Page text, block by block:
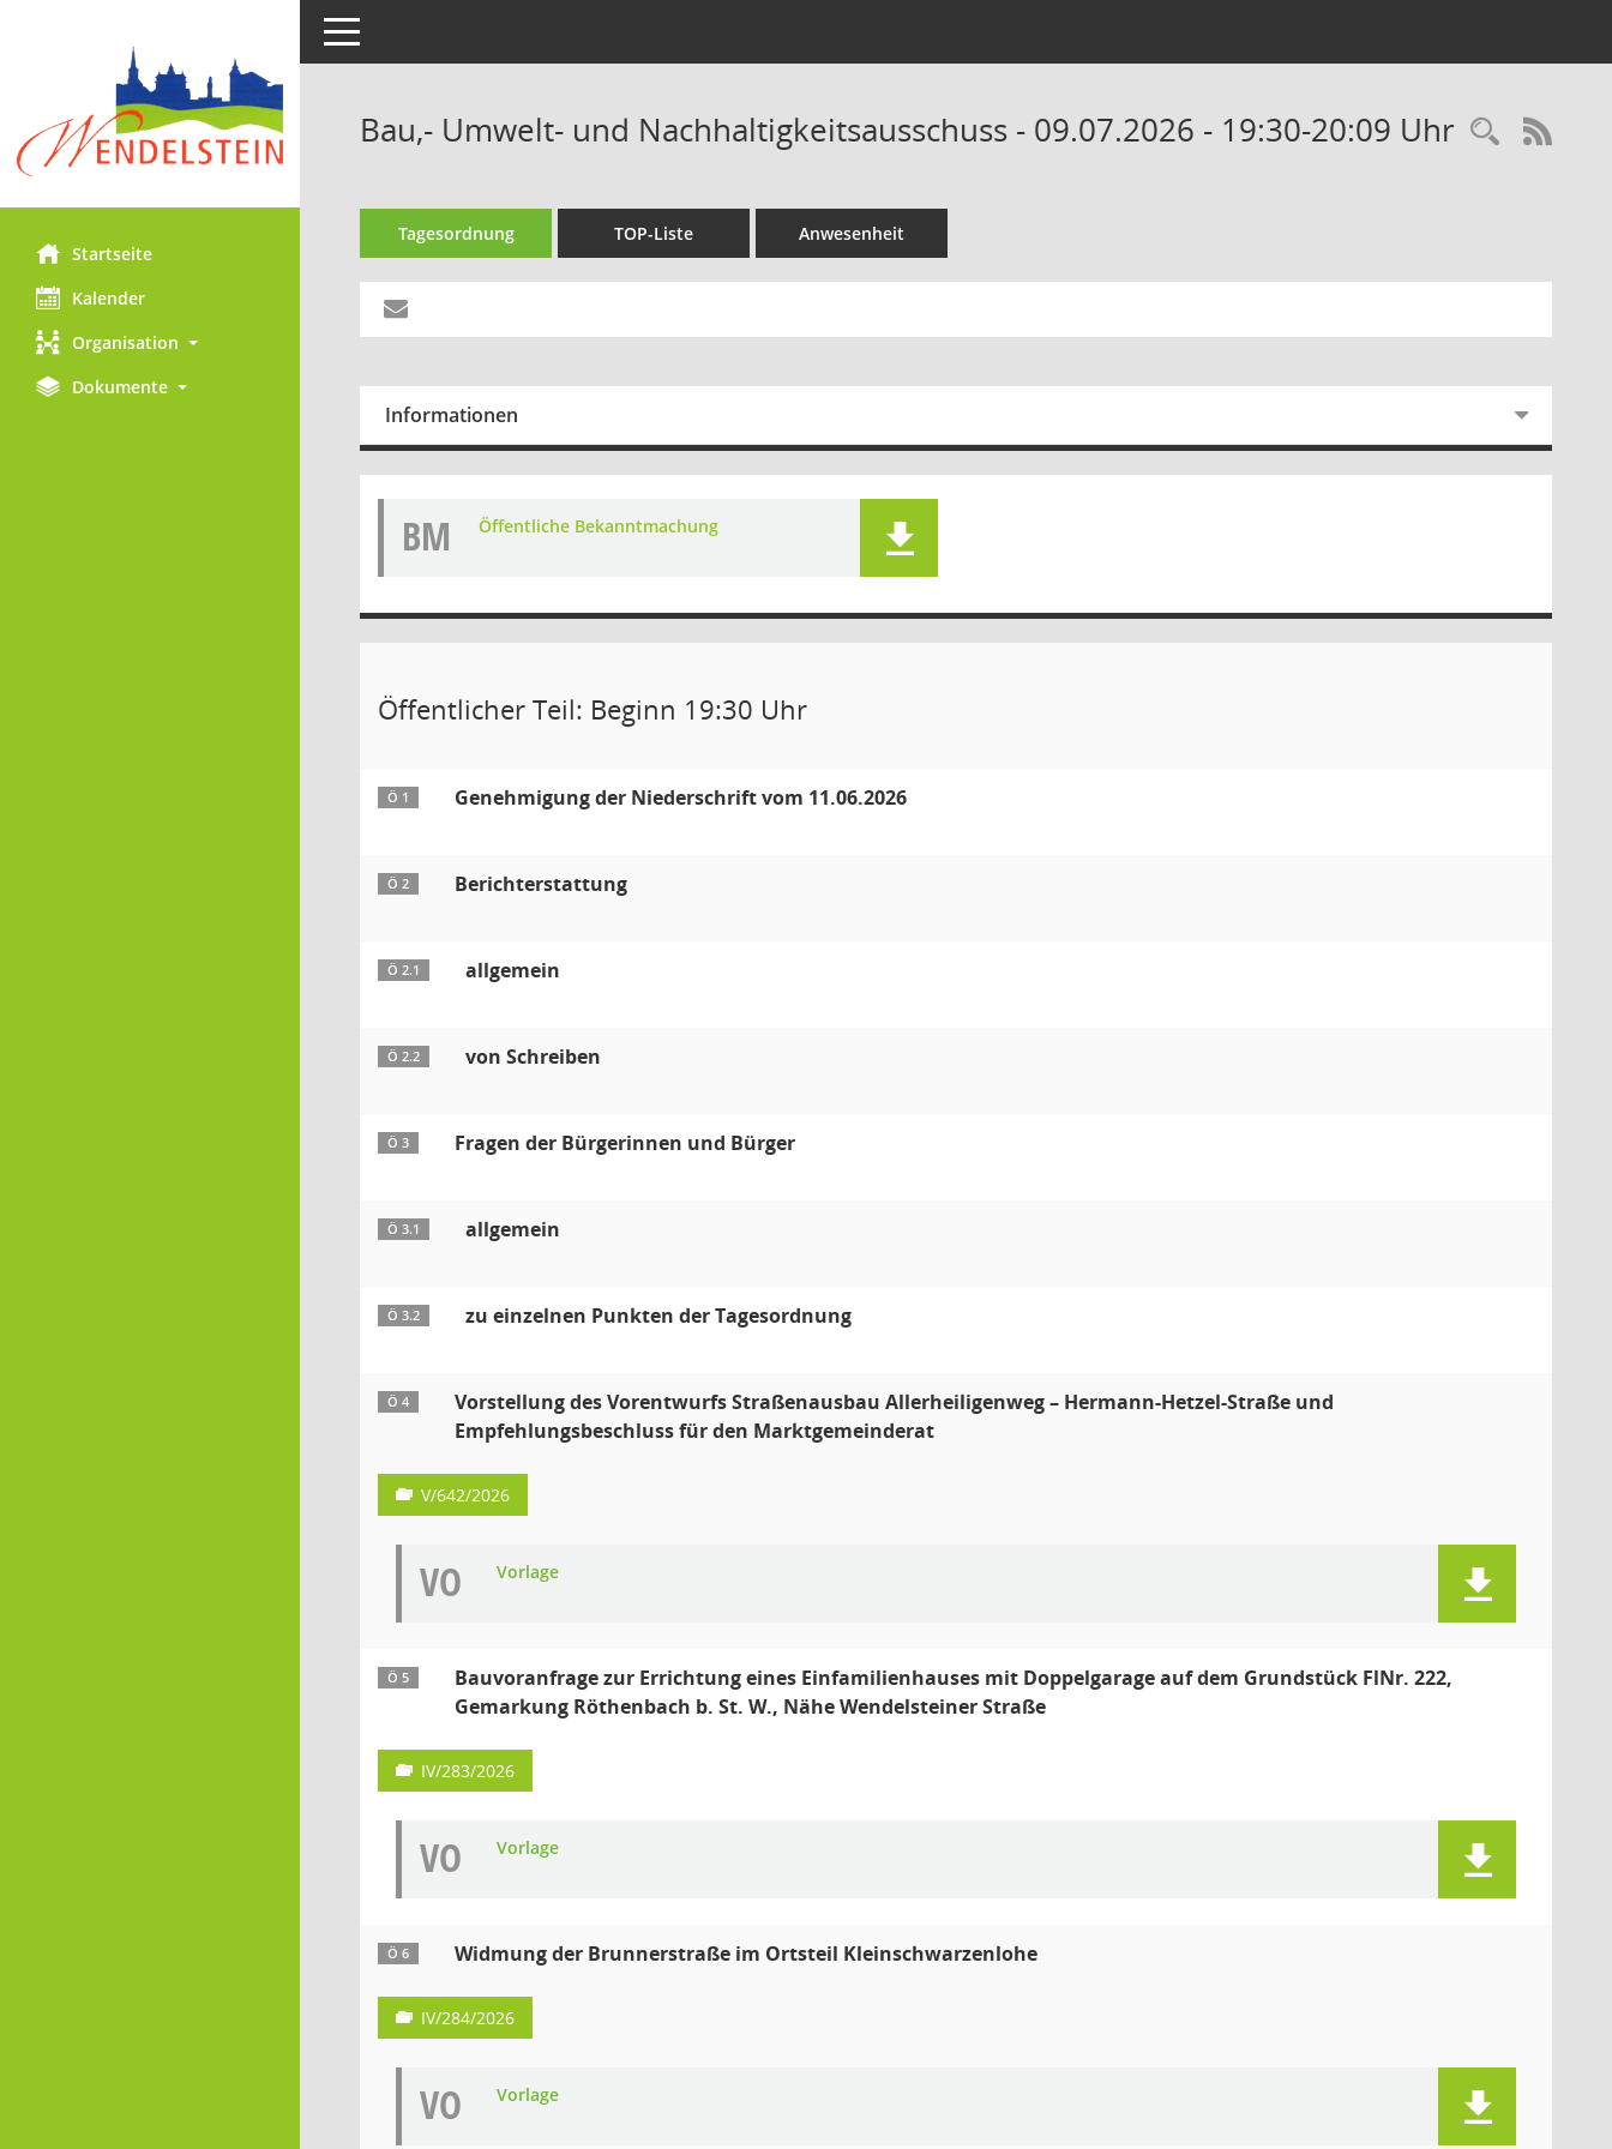
Startseite
Kalender
Organisation
Dokumente
Toggle navigation
Bau,- Umwelt- und Nachhaltigkeitsausschuss - 09.07.2026 - 19:30-20:09 Uhr
Tagesordnung TOP-Liste Anwesenheit
Informationen
BM Öffentliche Bekanntmachung
Öffentlicher Teil: Beginn 19:30 Uhr
Ö 1 Genehmigung der Niederschrift vom 11.06.2026
Ö 2 Berichterstattung
Ö 2.1 allgemein
Ö 2.2 von Schreiben
Ö 3 Fragen der Bürgerinnen und Bürger
Ö 3.1 allgemein
Ö 3.2 zu einzelnen Punkten der Tagesordnung
Ö 4
Vorstellung des Vorentwurfs Straßenausbau Allerheiligenweg – Hermann-Hetzel-Straße und
Empfehlungsbeschluss für den Marktgemeinderat
V/642/2026
VO Vorlage
Ö 5
Bauvoranfrage zur Errichtung eines Einfamilienhauses mit Doppelgarage auf dem Grundstück FlNr. 222,
Gemarkung Röthenbach b. St. W., Nähe Wendelsteiner Straße
IV/283/2026
VO Vorlage
Ö 6 Widmung der Brunnerstraße im Ortsteil Kleinschwarzenlohe
IV/284/2026
VO Vorlage